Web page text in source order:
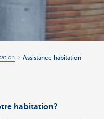
Assistance habitation
habitation?